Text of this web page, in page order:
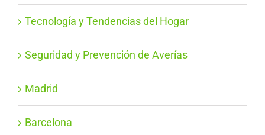
Tecnología y Tendencias del Hogar
Seguridad y Prevención de Averías
Madrid
Barcelona